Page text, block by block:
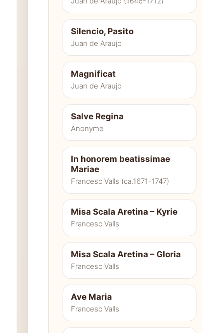
Silencio, Pasito
Juan de Araujo
Magnificat
Juan de Araujo
Salve Regina
Anonyme
In honorem beatissimae
Mariae
Francesc Valls (ca.1671-1747)
Misa Scala Aretina – Kyrie
Francesc Valls
Misa Scala Aretina – Gloria
Francesc Valls
Ave Maria
Francesc Valls